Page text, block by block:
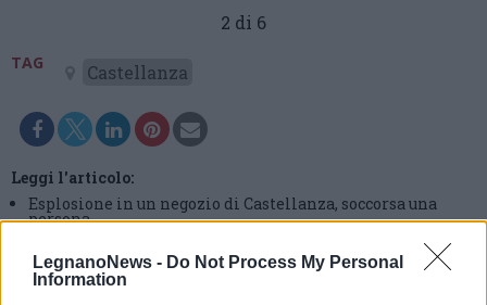
LegnanoNews - Do Not Process My Personal
Information
2 di 6
TAG Castellanza
Leggi l'articolo:
Esplosione in un negozio di Castellanza, soccorsa una
persona